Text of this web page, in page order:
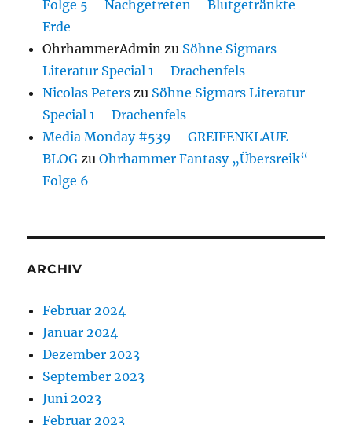
Folge 5 – Nachgetreten – Blutgetränkte
Erde
OhrhammerAdmin zu Söhne Sigmars
Literatur Special 1 – Drachenfels
Nicolas Peters zu Söhne Sigmars Literatur
Special 1 – Drachenfels
Media Monday #539 – GREIFENKLAUE –
BLOG zuOhrhammer Fantasy „Übersreik“
Folge 6
ARCHIV
Februar 2024
Januar 2024
Dezember 2023
September 2023
Juni 2023
Februar 2023